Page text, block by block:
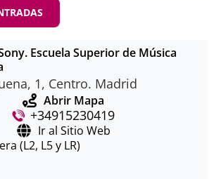
Escuela Superior de Música
1, Centro. Madrid
Abrir Mapa
+34915230419
Ir al Sitio Web
(L2, L5 y LR)